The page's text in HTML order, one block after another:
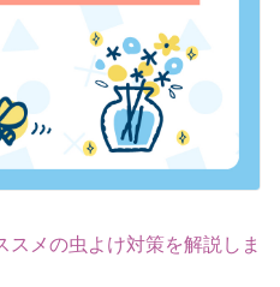
メの虫よけ対策を解説しま